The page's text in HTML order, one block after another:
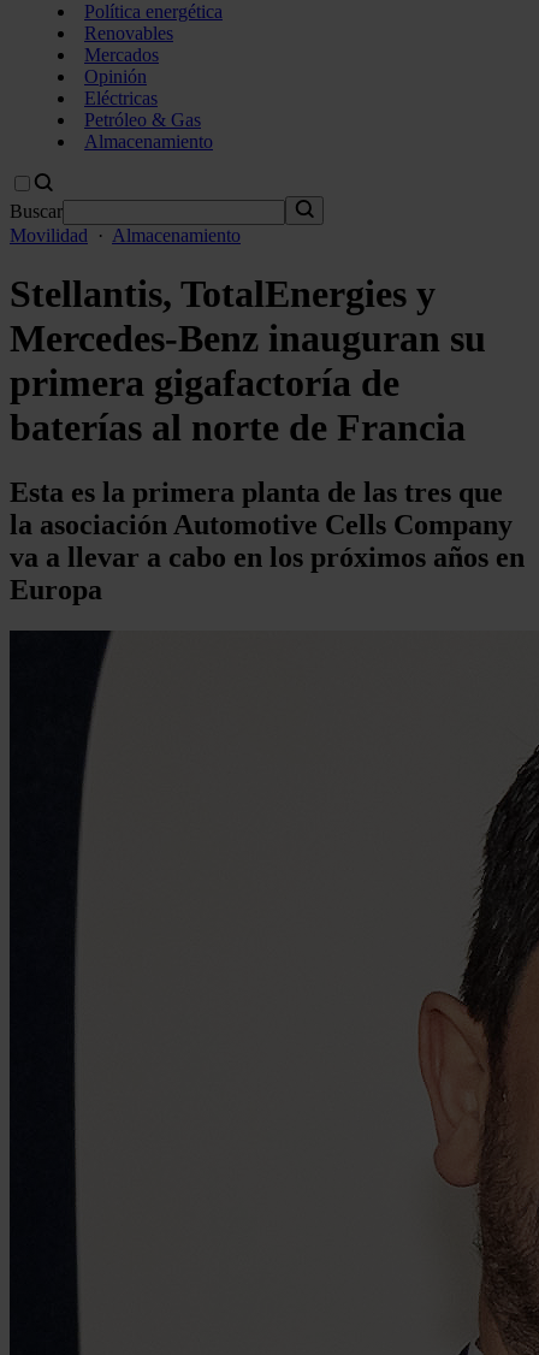
Política energética
Renovables
Mercados
Opinión
Eléctricas
Petróleo & Gas
Almacenamiento
Buscar
Movilidad
· Almacenamiento
Stellantis, TotalEnergies y
Mercedes-Benz inauguran su
primera gigafactoría de
baterías al norte de Francia
Esta es la primera planta de las tres que
la asociación Automotive Cells Company
va a llevar a cabo en los próximos años en
Europa